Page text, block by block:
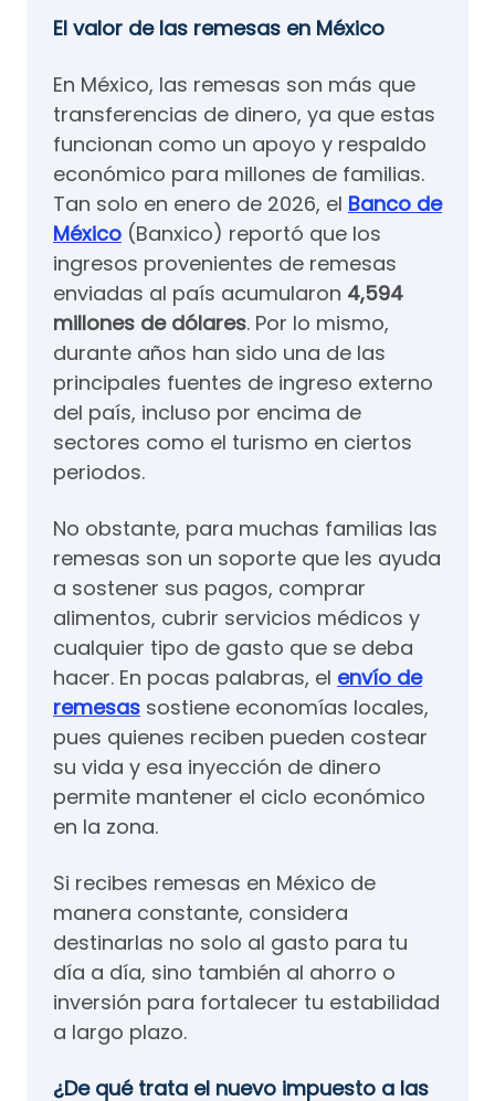
El valor de las remesas en México
En México, las remesas son más que
transferencias de dinero, ya que estas
funcionan como un apoyo y respaldo
económico para millones de familias.
Tan solo en enero de 2026, el Banco de
México (Banxico) reportó que los
ingresos provenientes de remesas
enviadas al país acumularon 4,594
millones de dólares. Por lo mismo,
durante años han sido una de las
principales fuentes de ingreso externo
del país, incluso por encima de
sectores como el turismo en ciertos
periodos.
No obstante, para muchas familias las
remesas son un soporte que les ayuda
a sostener sus pagos, comprar
alimentos, cubrir servicios médicos y
cualquier tipo de gasto que se deba
hacer. En pocas palabras, el envío de
remesas sostiene economías locales,
pues quienes reciben pueden costear
su vida y esa inyección de dinero
permite mantener el ciclo económico
en la zona.
Si recibes remesas en México de
manera constante, considera
destinarlas no solo al gasto para tu
día a día, sino también al ahorro o
inversión para fortalecer tu estabilidad
a largo plazo.
¿De qué trata el nuevo impuesto a las